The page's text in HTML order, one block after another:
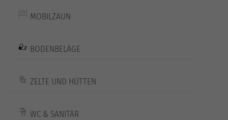
MOBILZAUN
BODENBELÄGE
ZELTE UND HÜTTEN
WC & SANITÄR